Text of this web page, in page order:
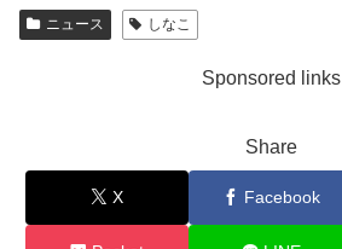
ニュース しなこ
Sponsored links
Share
X Facebook